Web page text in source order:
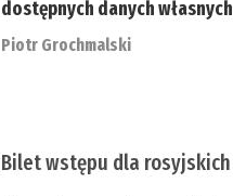
dostępnych danych
Piotr Grochmalski
Bilet wstępu dla